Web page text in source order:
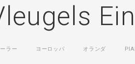
ラー ヨーロッパ オランダ